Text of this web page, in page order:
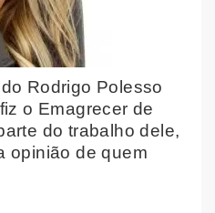
Rodrigo Polesso
o Emagrecer de
do trabalho dele,
opinião de quem